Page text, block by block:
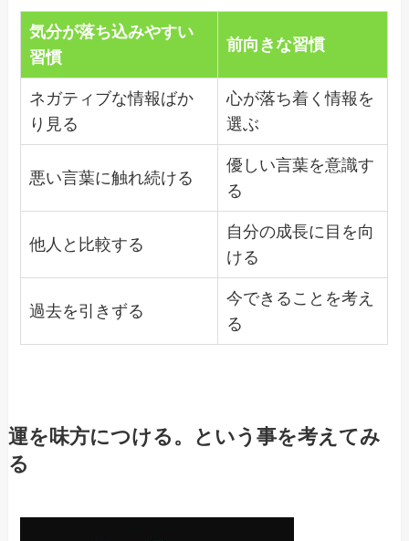
気分が落ち込みやすい
習慣
前向きな習慣
ネガティブな情報ばか
り見る
心が落ち着く情報を
選ぶ
悪い言葉に触れ続ける
優しい言葉を意識す
る
他人と比較する
自分の成長に目を向
ける
過去を引きずる
今できることを考え
る
運を味方につける。という事を考えてみ
る